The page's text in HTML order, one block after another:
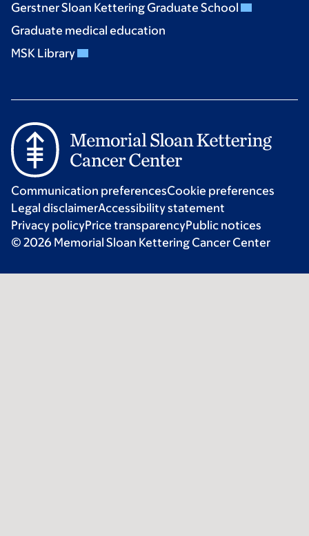
Gerstner Sloan Kettering Graduate School
Graduate medical education
MSK Library
Communication preferencesCookie preferences
Legal disclaimerAccessibility statement
Privacy policyPrice transparencyPublic notices
© 2026 Memorial Sloan Kettering Cancer Center